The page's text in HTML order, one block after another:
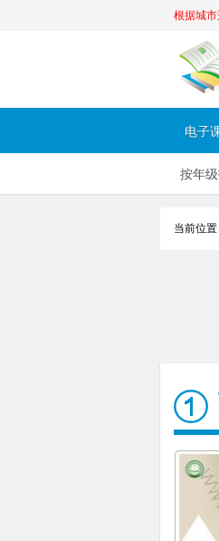
根据城
电子
按年
当前位置